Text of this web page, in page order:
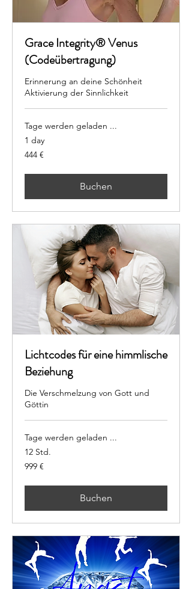
Grace Integrity® Venus
(Codeübertragung)
Erinnerung an deine Schönheit
Aktivierung der Sinnlichkeit
Tage werden geladen ...
1 day
444
Euro
444 €
Buchen
Lichtcodes für eine himmlische
Beziehung
Die Verschmelzung von Gott und
Göttin
Tage werden geladen ...
12 Std.
999
Euro
999 €
Buchen